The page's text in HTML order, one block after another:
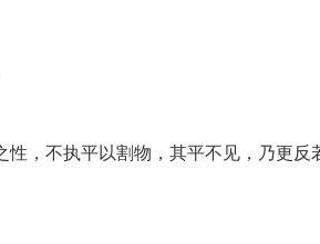
，不执平以割物，其平不见，乃更反